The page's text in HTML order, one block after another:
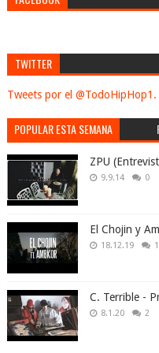
TWITTER
Tweets por el @TodoHipHop1.
POPULAR ESTA SEMANA
ZPU
9.9.14 0
El Chojin y
18.12.19 1
C. Terrible -
8.1.20 2